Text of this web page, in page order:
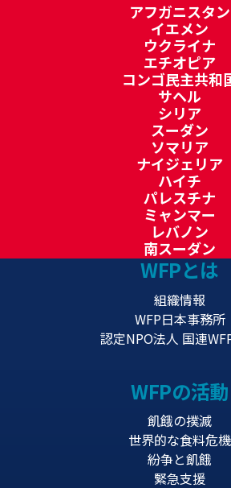
アフガニスタン
イエメン
ウクライナ
エチオピア
コンゴ民主共和
サヘル
シリア
スーダン
ソマリア
ナイジェリア
ハイチ
パレスチナ
ミャンマー
レバノン
南スーダン
WFPとは
組織情報
WFP日本事務所
認定NPO法人 国連
WFPの活動
飢餓の撲滅
世界的な食料危機
紛争と飢餓
緊急支援